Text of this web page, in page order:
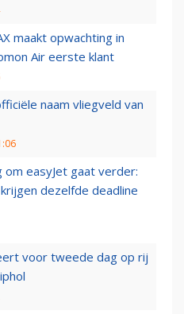
maakt opwachting in
Air eerste klant
naam vliegveld van
om easyJet gaat verder:
dezelfde deadline
voor tweede dag op rij